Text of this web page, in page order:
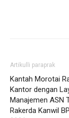
Artikulli paraprak
Kantah Morotai
Kantor dengan
Manajemen ASN
Rakerda Kanwil